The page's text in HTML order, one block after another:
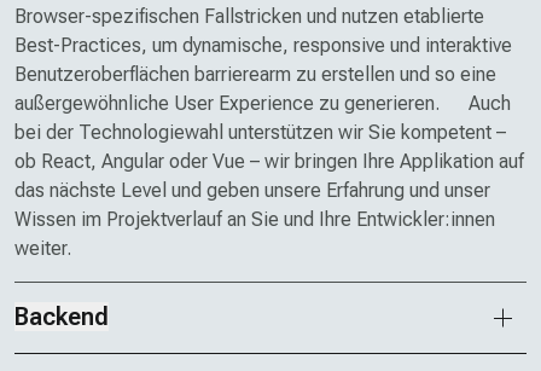
Browser-spezifischen Fall­stricken und nutzen etablierte
Best-Practices, um dynamische, responsive und interaktive
Benutzer­oberflächen barrierearm zu erstellen und so eine
außergewöhnliche User Experience zu generieren. Auch
bei der Technologie­wahl unterstützen wir Sie kompetent –
ob React, Angular oder Vue – wir bringen Ihre Applikation auf
das nächste Level und geben unsere Erfahrung und unser
Wissen im Projekt­verlauf an Sie und Ihre Entwickler:innen
weiter.
Backend